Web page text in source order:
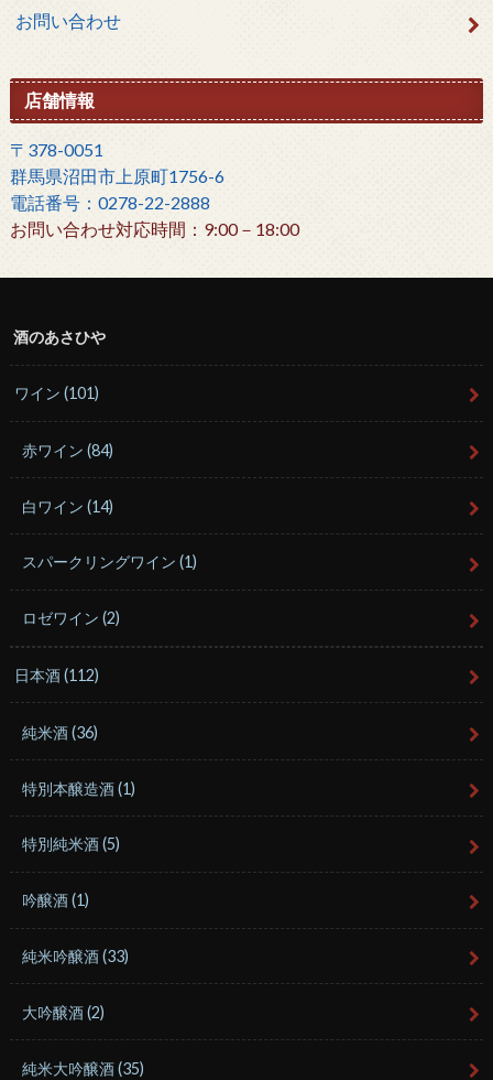
お問い合わせ
店舗情報
〒378-0051
群馬県沼田市上原町1756-6
電話番号：0278-22-2888
お問い合わせ対応時間：9:00－18:00
酒のあさひや
ワイン(101)
赤ワイン(84)
白ワイン(14)
スパークリングワイン(1)
ロゼワイン(2)
日本酒(112)
純米酒(36)
特別本醸造酒(1)
特別純米酒(5)
吟醸酒(1)
純米吟醸酒(33)
大吟醸酒(2)
純米大吟醸酒(35)